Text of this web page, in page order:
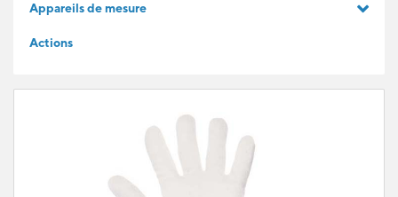
BLOG
Appareils de mesure
Actions